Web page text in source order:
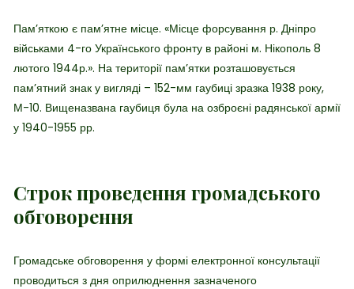
Пам’яткою є пам’ятне місце. «Місце форсування р. Дніпро
військами 4-го Українського фронту в районі м. Нікополь 8
лютого 1944р.». На території пам’ятки розташовується
пам’ятний знак у вигляді – 152-мм гаубиці зразка 1938 року,
М-10. Вищеназвана гаубиця була на озброєні радянської армії
у 1940-1955 рр.
Строк проведення громадського
обговорення
Громадське обговорення у формі електронної консультації
проводиться з дня оприлюднення зазначеного